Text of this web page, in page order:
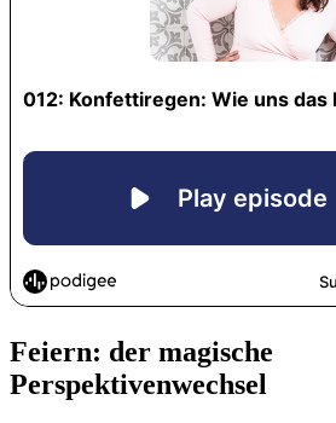
Feiern: der magische
Perspektivenwechsel